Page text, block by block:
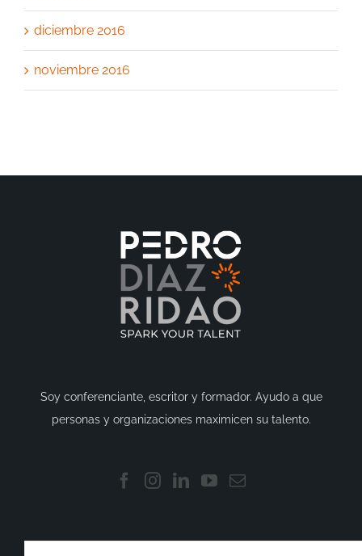
diciembre 2016
noviembre 2016
Soy conferenciante, escritor y formador. Ayudo a que
personas y organizaciones maximicen su talento.